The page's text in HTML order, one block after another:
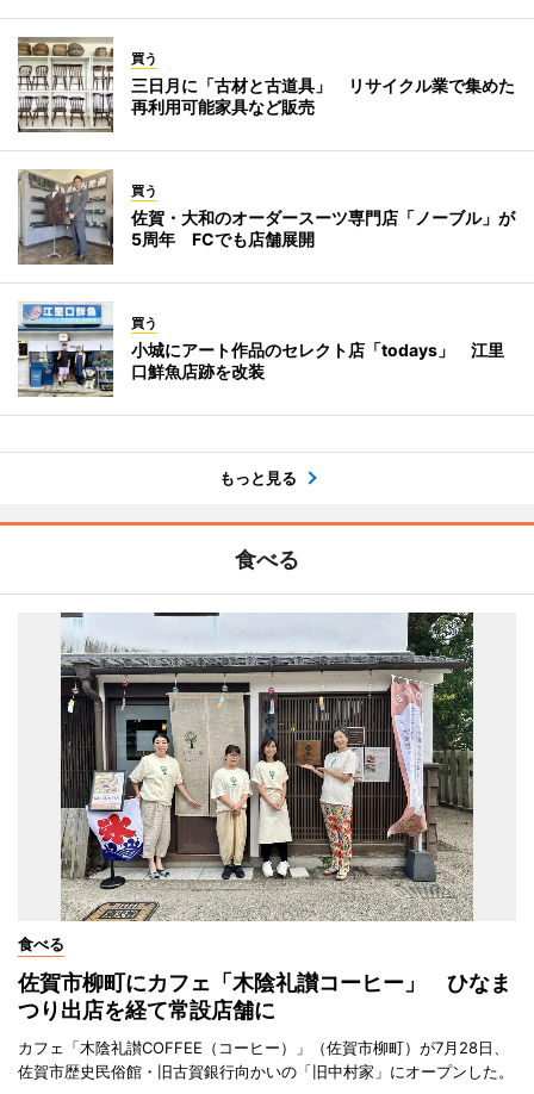
買う
三日月に「古材と古道具」 リサイクル業で集めた
再利用可能家具など販売
買う
佐賀・大和のオーダースーツ専門店「ノーブル」が
5周年 FCでも店舗展開
買う
小城にアート作品のセレクト店「todays」 江里
口鮮魚店跡を改装
もっと見る
食べる
食べる
佐賀市柳町にカフェ「木陰礼讃コーヒー」 ひなま
つり出店を経て常設店舗に
カフェ「木陰礼讃COFFEE（コーヒー）」（佐賀市柳町）が7月28日、
佐賀市歴史民俗館・旧古賀銀行向かいの「旧中村家」にオープンした。